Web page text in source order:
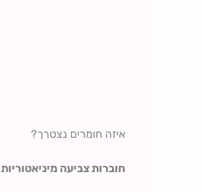
איזה חומרים נצטרך?
חוברות צביעה מיניאטוריות